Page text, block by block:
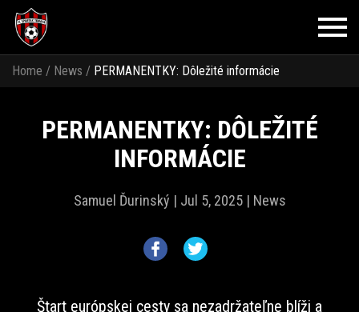
Home / News / PERMANENTKY: Dôležité informácie
PERMANENTKY: DÔLEŽITÉ
INFORMÁCIE
Samuel Ďurinský | Jul 5, 2025 | News
Štart európskej cesty sa nezadržateľne blíži a